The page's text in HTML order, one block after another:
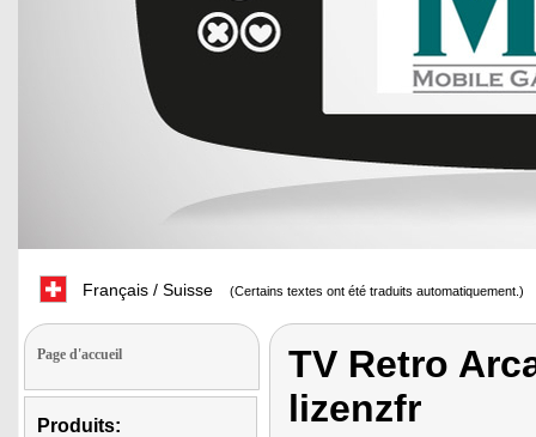
Français / Suisse (Certains textes ont été traduits automatiquement.)
Page d'accueil
Produits:
TV Retro
lizenzfr